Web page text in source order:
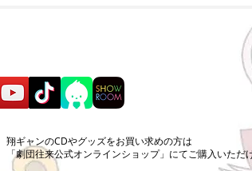
​翔ギャンのCDやグッズをお買い求めの方は
「劇団往来公式オンラインショップ」にてご購入いただ